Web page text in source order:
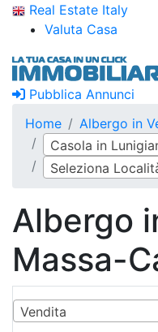
Real Estate Italy
Valuta Casa
Pubblica Annunci
Home
Albergo in
Casola in
Seleziona
Albergo
Massa-
Vendita